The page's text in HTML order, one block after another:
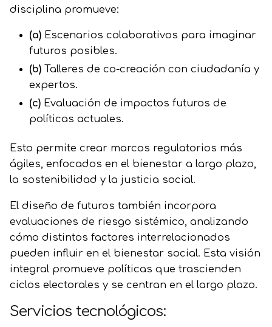
disciplina promueve:
(a) Escenarios colaborativos para imaginar
futuros posibles.
(b) Talleres de co-creación con ciudadanía y
expertos.
(c) Evaluación de impactos futuros de
políticas actuales.
Esto permite crear marcos regulatorios más
ágiles, enfocados en el bienestar a largo plazo,
la sostenibilidad y la justicia social.
El diseño de futuros también incorpora
evaluaciones de riesgo sistémico, analizando
cómo distintos factores interrelacionados
pueden influir en el bienestar social. Esta visión
integral promueve políticas que trascienden
ciclos electorales y se centran en el largo plazo.
Servicios tecnológicos: